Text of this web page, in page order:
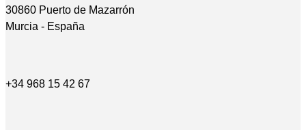
30860 Puerto de Mazarrón
Murcia - España
+34 968 15 42 67